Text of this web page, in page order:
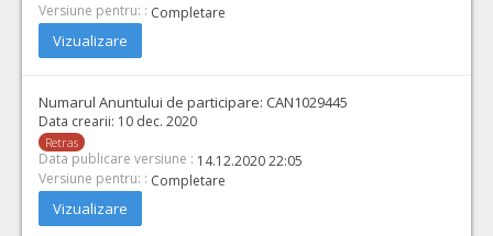
Versiune pentru: : Completare
Vizualizare
Numarul Anuntului de participare: CAN1029445
Data crearii: 10 dec. 2020
Retras
Data publicare versiune : 14.12.2020 22:05
Versiune pentru: : Completare
Vizualizare